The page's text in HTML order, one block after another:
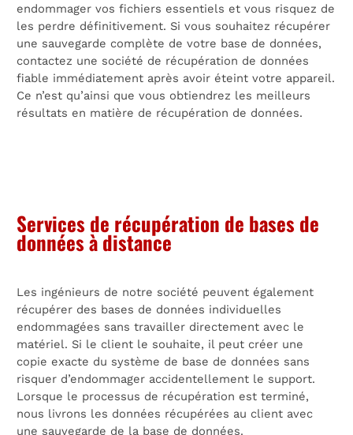
endommager vos fichiers essentiels et vous risquez de
les perdre définitivement. Si vous souhaitez récupérer
une sauvegarde complète de votre base de données,
contactez une société de récupération de données
fiable immédiatement après avoir éteint votre appareil.
Ce n’est qu’ainsi que vous obtiendrez les meilleurs
résultats en matière de récupération de données.
Services de récupération de bases de
données à distance
Les ingénieurs de notre société peuvent également
récupérer des bases de données individuelles
endommagées sans travailler directement avec le
matériel. Si le client le souhaite, il peut créer une
copie exacte du système de base de données sans
risquer d’endommager accidentellement le support.
Lorsque le processus de récupération est terminé,
nous livrons les données récupérées au client avec
une sauvegarde de la base de données.